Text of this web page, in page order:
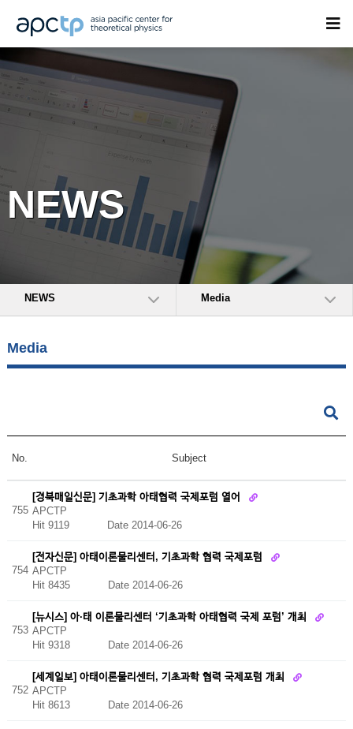
NEWS
NEWS Media
Media
No. Subject
755
[경북매일신문] 기초과학 아태협력 국제포럼 열어
APCTP
Hit 9119
Date 2014-06-26
754
[전자신문] 아태이론물리센터, 기초과학 협력 국제포럼
APCTP
Hit 8435
Date 2014-06-26
753
[뉴시스] 아·태 이론물리센터 ‘기초과학 아태협력 국제 포럼’ 개최
APCTP
Hit 9318
Date 2014-06-26
752
[세계일보] 아태이론물리센터, 기초과학 협력 국제포럼 개최
APCTP
Hit 8613
Date 2014-06-26